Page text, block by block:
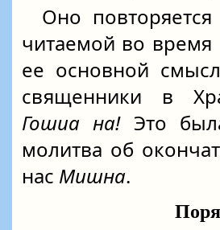
Оно
читаемой во
ее основной
священники в
Гошиа на!Это
молитва об
нас Мишна.